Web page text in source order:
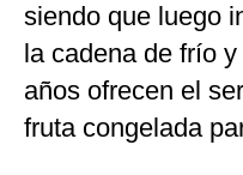
siendo que luego
la cadena de frío
años ofrecen el
fruta congelada